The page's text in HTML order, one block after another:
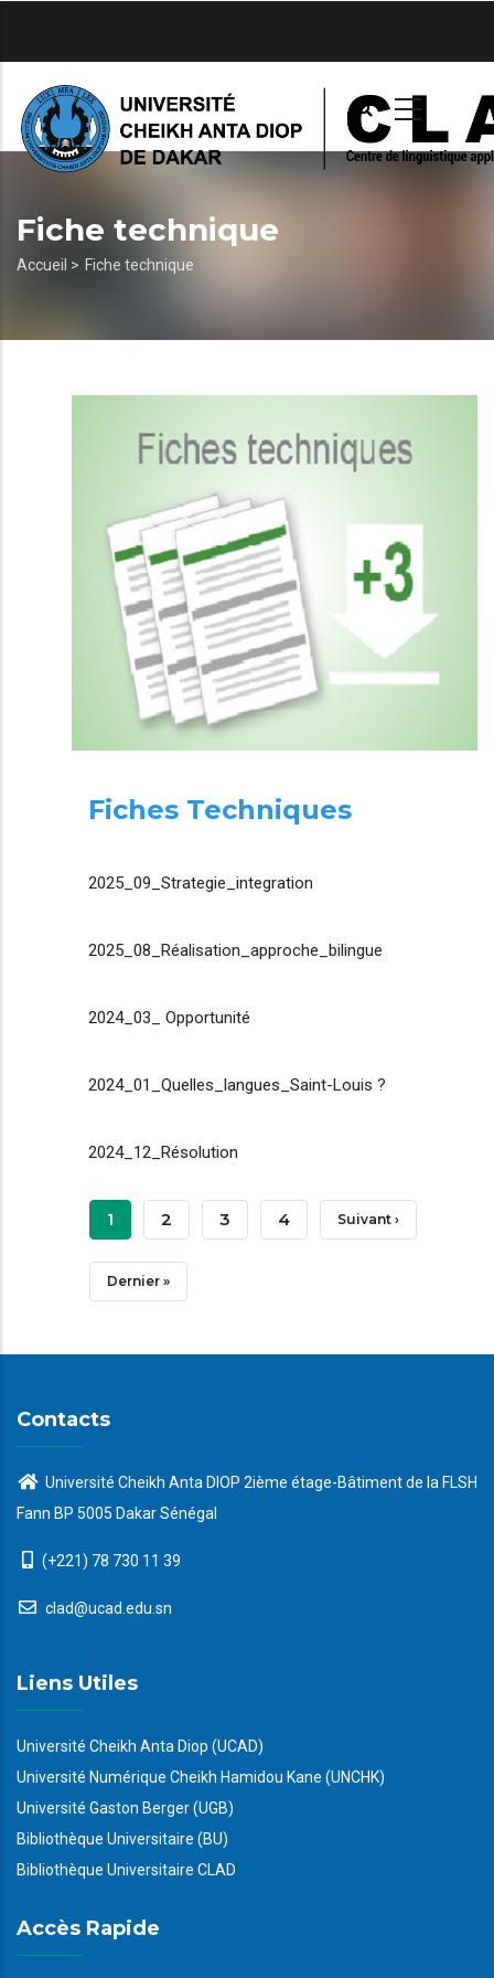
principal
Fiche technique
Fil
Accueil > Fiche technique
Fiches Techniques
2025_09_Strategie_integration
2025_08_Réalisation_approche_bilingue
2024_03_ Opportunité
2024_01_Quelles_langues_Saint-Louis ?
2024_12_Résolution
Pagination
Page
Courante
1 Page
2 Page
3 Page
4 Page
Suivant ›
Dernière
Dernier »
Contacts
Université Cheikh Anta DIOP 2ième étage-Bâtiment de la FLSH
Fann BP 5005 Dakar Sénégal
(+221) 78 730 11 39
clad@ucad.edu.sn
Liens Utiles
Université Cheikh Anta Diop (UCAD)
Université Numérique Cheikh Hamidou Kane (UNCHK)
Université Gaston Berger (UGB)
Bibliothèque Universitaire (BU)
Bibliothèque Universitaire CLAD
Accès Rapide